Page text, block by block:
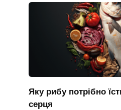
Яку рибу потрібно
серця